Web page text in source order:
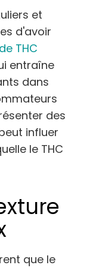
et
d'avoir
THC
entraîne
dans
des
influer
le THC
que le